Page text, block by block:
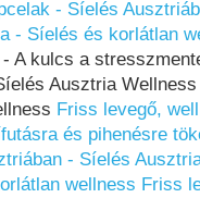
- Síelés
- Síelés és korlátlan
A kulcs a
Ausztria
Friss levegő,
és pihenésre
- Síelés
wellness Friss